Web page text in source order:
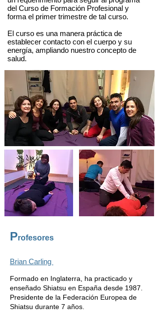
del Curso de Formación Profesional y
forma el primer trimestre de tal curso.
El curso es una manera práctica de
establecer contacto con el cuerpo y su
energía, ampliando nuestro concepto de
salud .
Profesores
Brian Carling
Formado en Inglaterra, ha practicado y
enseñado Shiatsu en España desde 1987.
Presidente de la Federación Europea de
Shiatsu durante 7 años.